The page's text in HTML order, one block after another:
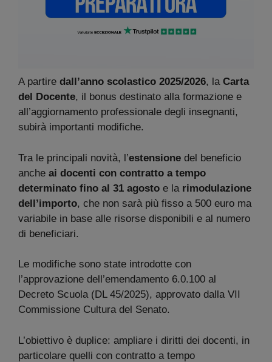
A partire dall’anno scolastico 2025/2026, la Carta
del Docente, il bonus destinato alla formazione e
all’aggiornamento professionale degli insegnanti,
subirà importanti modifiche.
Tra le principali novità, l’estensione del beneficio
anche ai docenti con contratto a tempo
determinato fino al 31 agosto e la rimodulazione
dell’importo, che non sarà più fisso a 500 euro ma
variabile in base alle risorse disponibili e al numero
di beneficiari.
Le modifiche sono state introdotte con
l’approvazione dell’emendamento 6.0.100 al
Decreto Scuola (DL 45/2025), approvato dalla VII
Commissione Cultura del Senato.
L’obiettivo è duplice: ampliare i diritti dei docenti, in
particolare quelli con contratto a tempo